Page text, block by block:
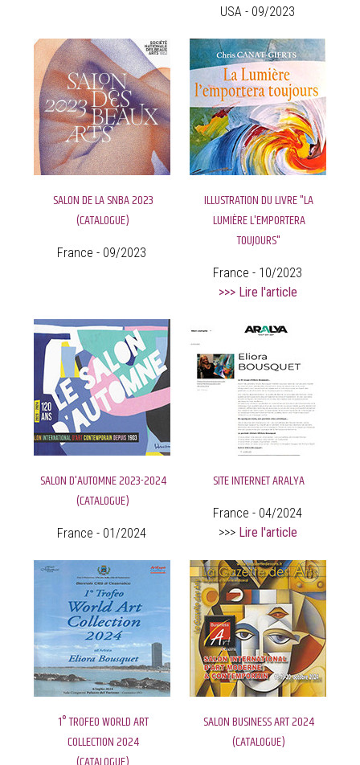
USA - 09/2023
SALON DE LA SNBA 2023
(CATALOGUE)
France - 09/2023
ILLUSTRATION DU LIVRE "LA
LUMIÈRE L'EMPORTERA
TOUJOURS"
France - 10/2023
>>> Lire l'article
SALON D'AUTOMNE 2023-2024
(CATALOGUE)
France - 01/2024
SITE INTERNET ARALYA
France - 04/2024
>>> Lire l'article
1° TROFEO WORLD ART
COLLECTION 2024
SALON BUSINESS ART 2024
(CATALOGUE)